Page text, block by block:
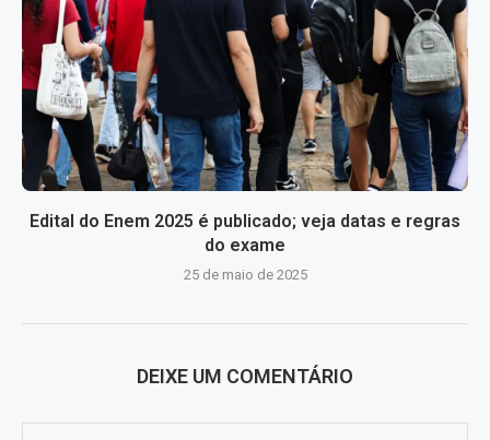
Edital do Enem 2025 é publicado; veja datas e regras
do exame
25 de maio de 2025
DEIXE UM COMENTÁRIO